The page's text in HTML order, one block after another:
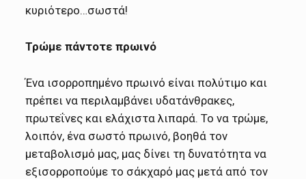
κυριότερο…σωστά!
Τρώμε πάντοτε πρωινό
Ένα ισορροπημένο πρωινό είναι πολύτιμο και
πρέπει να περιλαμβάνει υδατάνθρακες,
πρωτεΐνες και ελάχιστα λιπαρά. Το να τρώμε,
λοιπόν, ένα σωστό πρωινό, βοηθά τον
μεταβολισμό μας, μας δίνει τη δυνατότητα να
εξισορροπούμε το σάκχαρό μας μετά από τον